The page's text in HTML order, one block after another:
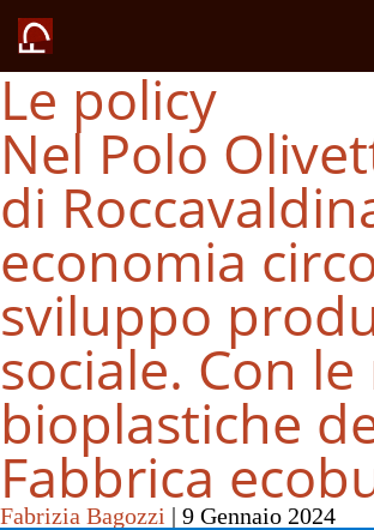
Le policy
Nel Polo
di
economia
sviluppo
sociale. Con
bioplastiche
Fabbrica
Fabrizia Bagozzi | 9 Gennaio 2024